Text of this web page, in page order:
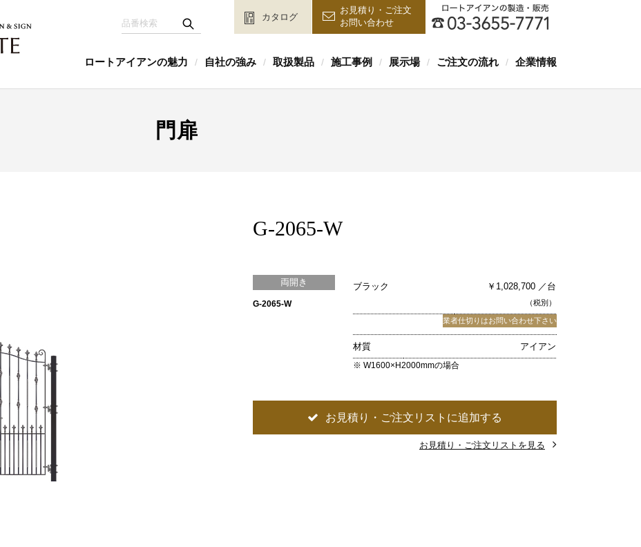
カタログ
お見積り・ご注文
お問い合わせ
ロートアイアンの魅力 / 自社の強み / 取扱製品 / 施工事例 / 展示場 / ご注文の流れ / 企業情報
門扉
G-2065-W
両開き
G-2065-W
ブラック ￥1,028,700 ／台
（税別）
業者仕切りはお問い合わせ下さい
材質 アイアン
※ W1600×H2000mmの場合
お見積り・ご注文リストに追加する
お見積り・ご注文リストを見る